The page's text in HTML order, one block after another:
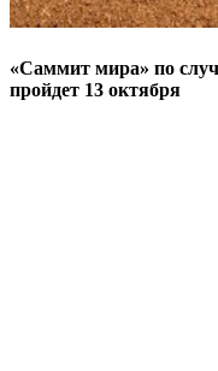
«Саммит мира» по
пройдет 13 октября